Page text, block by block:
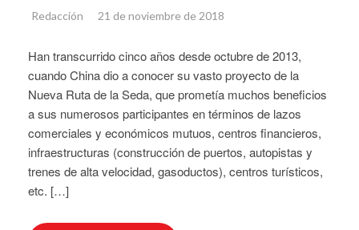
Redacción 21 de noviembre de 2018
Han transcurrido cinco años desde octubre de 2013,
cuando China dio a conocer su vasto proyecto de la
Nueva Ruta de la Seda, que prometía muchos beneficios
a sus numerosos participantes en términos de lazos
comerciales y económicos mutuos, centros financieros,
infraestructuras (construcción de puertos, autopistas y
trenes de alta velocidad, gasoductos), centros turísticos,
etc. […]